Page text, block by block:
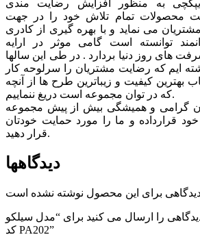
به منظور افزايش رضايت مندی
محصولات تمام تلاش خود را در جهت
می نماید و با بهره گیری از کادری
توانسته است گامی موثر در ارايه
های روز دنیا بردارد . در طی این سالها
ایم که رضایت مشتریان را سرلوحه کار
بهترین کیفیت و زیباترین طرح ها از آنچه
که در توان مجموعه است دریغ ننماییم.
گرامی و همیشگی بیش از پیش مجموعه
قرارداده و ما را مورد حمایت خودتان
قرار دهید.
دیدگاهها
را ارسال می کنید برای “مدل سیلکو
کد PA202”